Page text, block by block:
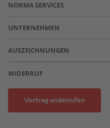
NORMA SERVICES
UNTERNEHMEN
AUSZEICHNUNGEN
WIDERRUF
Vertrag widerrufen